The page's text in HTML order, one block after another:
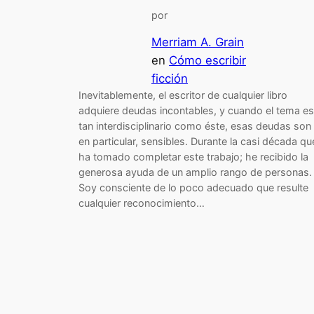
por
Merriam A. Grain
en Cómo escribir
ficción
Inevitablemente, el escritor de cualquier libro
adquiere deudas incontables, y cuando el tema es
tan interdisciplinario como éste, esas deudas son
en particular, sensibles. Durante la casi década
ha tomado completar este trabajo; he recibido la
generosa ayuda de un amplio rango de personas.
Soy consciente de lo poco adecuado que resulte
cualquier reconocimiento…